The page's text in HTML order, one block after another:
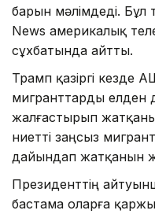
барын мәлімдеді.
News америкалық
сұхбатында айтты.
Трамп қазіргі кезде
мигранттарды елден
жалғастырып
ниетті заңсыз
дайындап жатқанын
Президенттің
бастама оларға